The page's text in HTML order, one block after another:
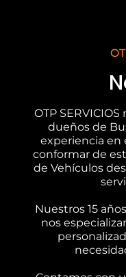
OTP
dueños de
experiencia en
conformar de
de Vehículos
Nuestros 15
nos